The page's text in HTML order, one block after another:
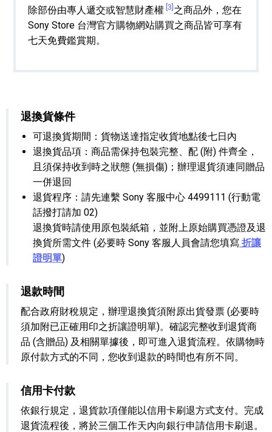
除部份由專人遞交或智慧財產權 [3] 之商品外，您在
Sony Store 台灣官方購物網站購買之商品皆可享有
七天免費鑑賞期。
退換貨條件
可退換貨期間：貨物送達指定收貨地點後七日內
退換貨品項：商品需保持包裝完整、配 (附) 件齊全，
且須保持收到時之狀態 (無損傷)；辦理退貨須連同贈品
一併退回
退貨程序：請先連繫 Sony 客服中心 4499111 (行動電
話撥打請加 02)
退換貨時請使用原包裝紙箱，並附上原始購買憑證及退
換貨所需文件 (必要時 Sony 客服人員會請您填寫 折讓
證明單)
退款時間
配合政府財稅規定，辦理退換貨須附原出貨發票 (必要時
須加附已正確用印之折讓證明單)。確認完整收到退貨商
品 (含贈品) 及相關單據後，即可進入退貨流程。依購物時
原付款方式的不同，您收到退款的時間也有所不同。
信用卡付款
依銀行規定，退貨款項僅能以信用卡刷退方式支付。完成
退貨流程後，將於三個工作天內向銀行申請信用卡刷退。